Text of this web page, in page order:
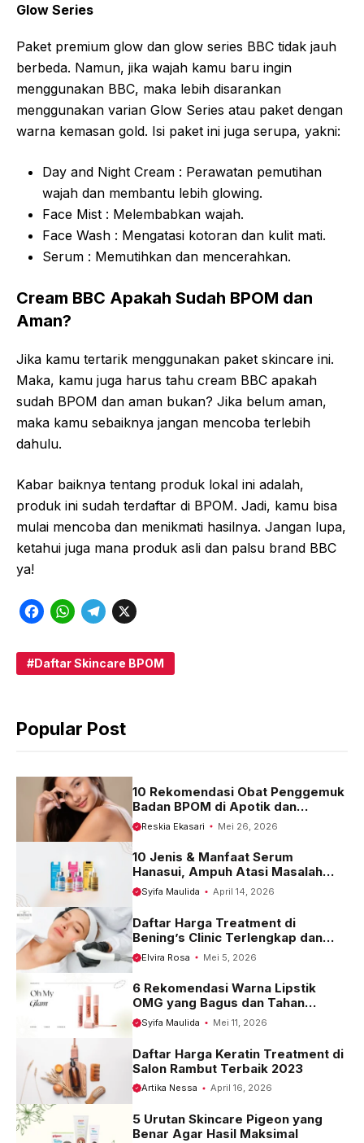
Glow Series
Paket premium glow dan glow series BBC tidak jauh
berbeda. Namun, jika wajah kamu baru ingin
menggunakan BBC, maka lebih disarankan
menggunakan varian Glow Series atau paket dengan
warna kemasan gold. Isi paket ini juga serupa, yakni:
Day and Night Cream : Perawatan pemutihan
wajah dan membantu lebih glowing.
Face Mist : Melembabkan wajah.
Face Wash : Mengatasi kotoran dan kulit mati.
Serum : Memutihkan dan mencerahkan.
Cream BBC Apakah Sudah BPOM dan
Aman?
Jika kamu tertarik menggunakan paket skincare ini.
Maka, kamu juga harus tahu cream BBC apakah
sudah BPOM dan aman bukan? Jika belum aman,
maka kamu sebaiknya jangan mencoba terlebih
dahulu.
Kabar baiknya tentang produk lokal ini adalah,
produk ini sudah terdaftar di BPOM. Jadi, kamu bisa
mulai mencoba dan menikmati hasilnya. Jangan lupa,
ketahui juga mana produk asli dan palsu brand BBC
ya!
F
c
o
W
a
A
p
T
l
r
m
X
Daftar Skincare BPOM
Popular Post
10 Rekomendasi Obat Penggemuk
Badan BPOM di Apotik dan
Harganya
Reskia Ekasari Mei 26, 2026
10 Jenis & Manfaat Serum
Hanasui, Ampuh Atasi Masalah
Kulit
Syifa Maulida April 14, 2026
Daftar Harga Treatment di
Bening’s Clinic Terlengkap dan
Terbaru 2023
Elvira Rosa Mei 5, 2026
6 Rekomendasi Warna Lipstik
OMG yang Bagus dan Tahan
Seharian
Syifa Maulida Mei 11, 2026
Daftar Harga Keratin Treatment di
Salon Rambut Terbaik 2023
Artika Nessa April 16, 2026
5 Urutan Skincare Pigeon yang
Benar Agar Hasil Maksimal